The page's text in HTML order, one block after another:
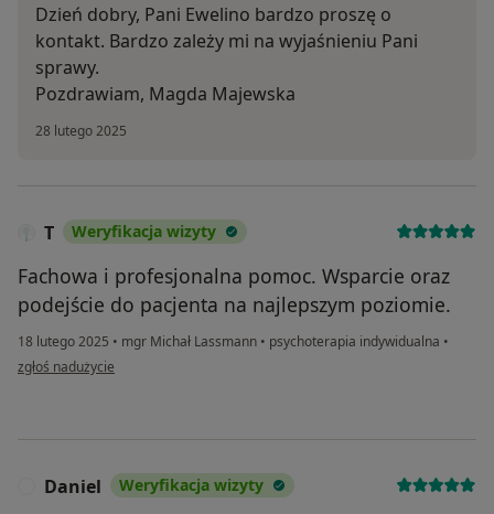
Dzień dobry, Pani Ewelino bardzo proszę o
kontakt. Bardzo zależy mi na wyjaśnieniu Pani
sprawy.
Pozdrawiam, Magda Majewska
28 lutego 2025
T Weryfikacja wizyty
Fachowa i profesjonalna pomoc. Wsparcie oraz
podejście do pacjenta na najlepszym poziomie.
18 lutego 2025 • mgr Michał Lassmann • psychoterapia indywidualna •
w opinii użytkownika T
zgłoś nadużycie
Daniel Weryfikacja wizyty